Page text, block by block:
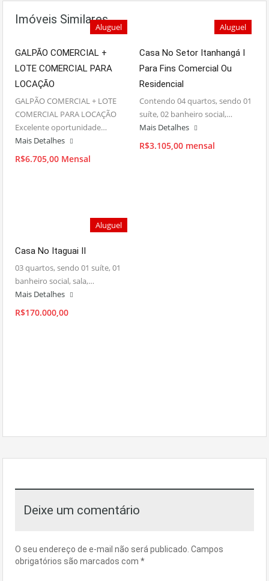
Imóveis Similares
Aluguel
GALPÃO COMERCIAL +
LOTE COMERCIAL PARA
LOCAÇÃO
GALPÃO COMERCIAL + LOTE
COMERCIAL PARA LOCAÇÃO
Excelente oportunidade…
Mais Detalhes
R$6.705,00 Mensal
Aluguel
Casa No Setor Itanhangá I
Para Fins Comercial Ou
Residencial
Contendo 04 quartos, sendo 01
suíte, 02 banheiro social,…
Mais Detalhes
R$3.105,00 mensal
Aluguel
Casa No Itaguai II
03 quartos, sendo 01 suíte, 01
banheiro social, sala,…
Mais Detalhes
R$170.000,00
Deixe um comentário
O seu endereço de e-mail não será publicado. Campos
obrigatórios são marcados com *